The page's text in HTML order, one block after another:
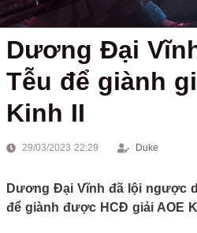
Dương Đại
Tễu để giành
Kinh II
29/03/2023 22:29 Duke
Dương Đại Vĩnh đã lội ngược
để giành được HCĐ giải AOE